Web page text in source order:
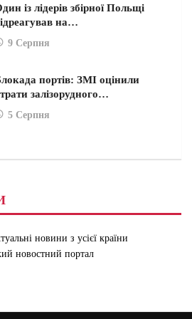
із лідерів збірної Польщі
на…
9 Серпня
портів: ЗМІ оцінили
залізорудного…
5 Серпня
новини з усієї країни
новостний портал